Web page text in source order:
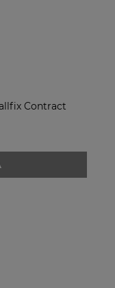
Contract